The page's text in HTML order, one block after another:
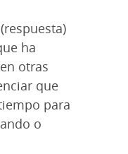
ha
otras
que
para
o